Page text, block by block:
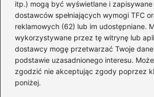
itp.) mogą być wyświetlane i
dostawców spełniających wymogi TFC
reklamowych (62) lub im udostępniane.
wykorzystywane przez tę witrynę lub
dostawcy mogę przetwarzać Twoje
podstawie uzasadnionego interesu.
zgodzić nie akceptując zgody poprzez
poniżej.
Dieta i kalorie(221)
Fitness(236)
Siłownia(101)
Sport(60)
Sprzęt i akcesoria(25)
Suplementy(38)